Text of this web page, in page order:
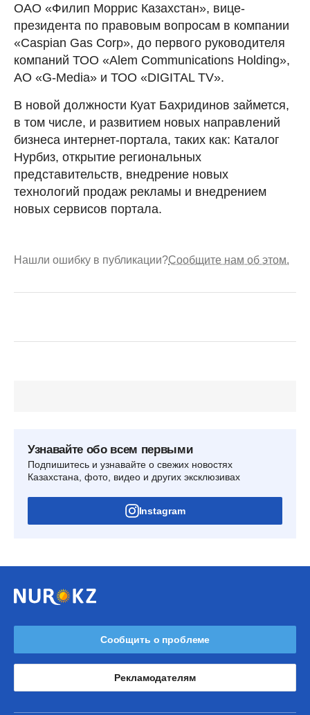
ОАО «Филип Моррис Казахстан», вице-
президента по правовым вопросам в компании
«Caspian Gas Corp», до первого руководителя
компаний ТОО «Alem Communications Holding»,
АО «G-Media» и ТОО «DIGITAL TV».
В новой должности Куат Бахридинов займется,
в том числе, и развитием новых направлений
бизнеса интернет-портала, таких как: Каталог
Нурбиз, открытие региональных
представительств, внедрение новых
технологий продаж рекламы и внедрением
новых сервисов портала.
Нашли ошибку в публикации?Сообщите нам об этом.
Узнавайте обо всем первыми
Подпишитесь и узнавайте о свежих новостях
Казахстана, фото, видео и других эксклюзивах
Instagram
Сообщить о проблеме
Рекламодателям